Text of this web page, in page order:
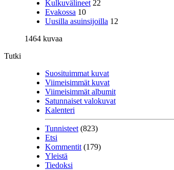
Kulkuvälineet 22
Evakossa 10
Uusilla asuinsijoilla 12
1464 kuvaa
Tutki
Suosituimmat kuvat
Viimeisimmät kuvat
Viimeisimmät albumit
Satunnaiset valokuvat
Kalenteri
Tunnisteet (823)
Etsi
Kommentit (179)
Yleistä
Tiedoksi